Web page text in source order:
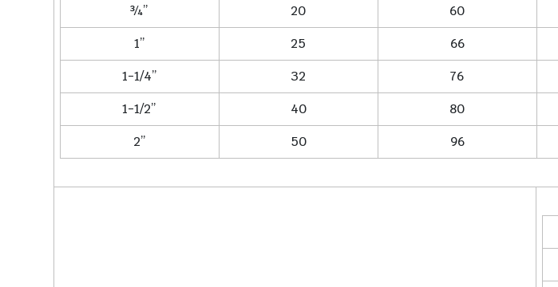
¾”
20 60
1”
25 66
1-1/4”
32 76
1-1/2”
40 80
2”
50 96